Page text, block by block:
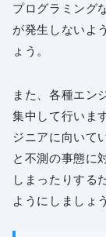
プログラミング
が発生しないよ
ょう。
また、各種エン
集中して行いま
ジニアに向いて
と不測の事態に
しまったりする
ようにしましょ